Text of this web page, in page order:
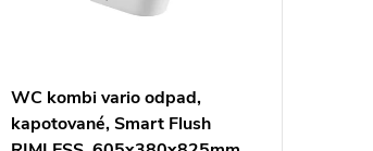
WC kombi vario odpad,
kapotované, Smart Flush